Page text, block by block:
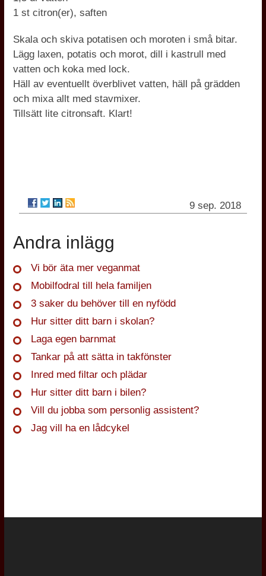
1 st citron(er), saften
Skala och skiva potatisen och moroten i små bitar.
Lägg laxen, potatis och morot, dill i kastrull med
vatten och koka med lock.
Häll av eventuellt överblivet vatten, häll på grädden
och mixa allt med stavmixer.
Tillsätt lite citronsaft. Klart!
9 sep. 2018
Andra inlägg
Vi bör äta mer veganmat
Mobilfodral till hela familjen
3 saker du behöver till en nyfödd
Hur sitter ditt barn i skolan?
Laga egen barnmat
Tankar på att sätta in takfönster
Inred med filtar och plädar
Hur sitter ditt barn i bilen?
Vill du jobba som personlig assistent?
Jag vill ha en lådcykel